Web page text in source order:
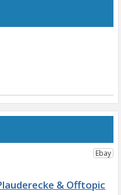
& Offtopic